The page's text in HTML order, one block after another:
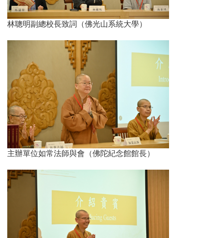
林聰明副總校長致詞（佛光山系統大學）
主辦單位如常法師與會（佛陀紀念館館長）​​​​​​​